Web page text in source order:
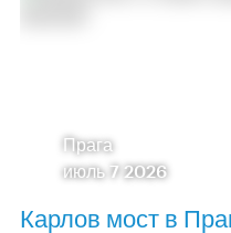
Прага
июль 7 2026
Карлов мост в